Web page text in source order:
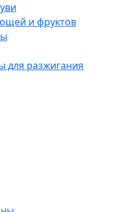
и фруктов
для разжигания